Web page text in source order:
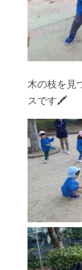
木の枝を見
スです🖍